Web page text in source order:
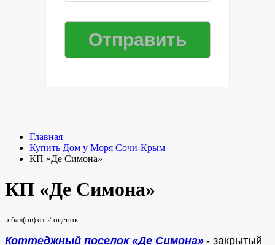
Главная
Купить Дом у Моря Сочи-Крым
КП «Де Симона»
КП «Де Симона»
5 бал(ов) от 2 оценок
Коттеджный поселок «Де Симона» - закрытый